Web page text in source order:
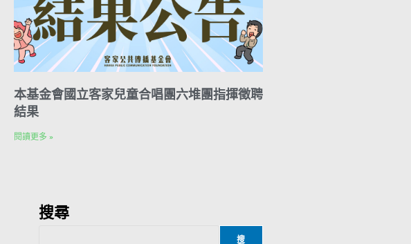
本基金會國立客家兒童合唱團六堆團指揮徵聘
結果
閱讀更多 »
搜尋
搜